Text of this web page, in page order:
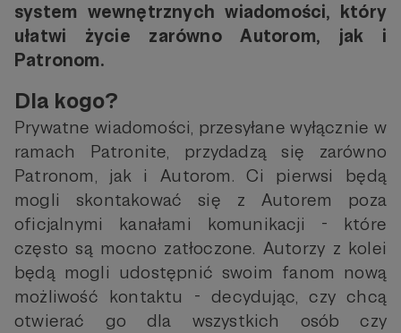
system wewnętrznych wiadomości, który
ułatwi życie zarówno Autorom, jak i
Patronom.
Dla kogo?
Prywatne wiadomości, przesyłane wyłącznie w
ramach Patronite, przydadzą się zarówno
Patronom, jak i Autorom. Ci pierwsi będą
mogli skontakować się z Autorem poza
oficjalnymi kanałami komunikacji - które
często są mocno zatłoczone. Autorzy z kolei
będą mogli udostępnić swoim fanom nową
możliwość kontaktu - decydując, czy chcą
otwierać go dla wszystkich osób czy